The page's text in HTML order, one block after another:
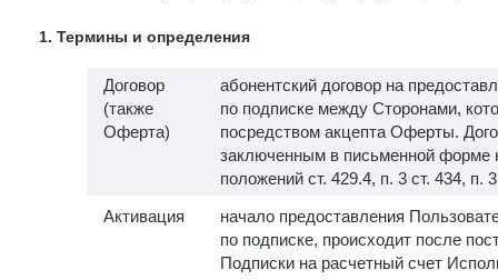
1. Термины и определения
Договор
(также
Оферта)
абонентский договор на
по подписке между Сторонами,
посредством акцепта Оферты.
заключенным в письменной форме
положений ст. 429.4, п. 3 ст. 434, п.
Активация
начало предоставления
по подписке, происходит после
Подписки на расчетный счет